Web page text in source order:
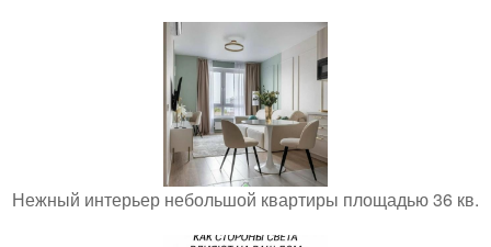
Нежный интерьер небольшой квартиры площадью 36 кв.